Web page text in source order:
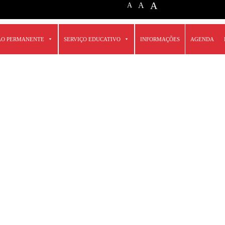
A A A
PERMANENTE SERVIÇO EDUCATIVO INFORMAÇÕES AGENDA